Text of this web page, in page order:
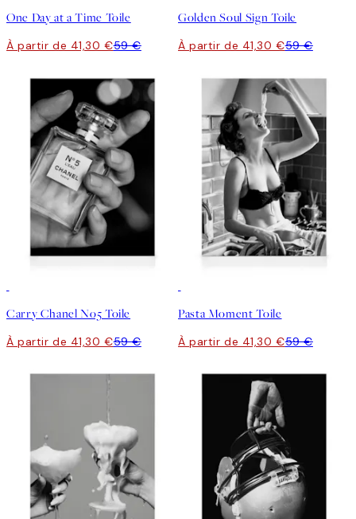
One Day at a Time Toile
À partir de 41,30 €59 €
Golden Soul Sign Toile
À partir de 41,30 €59 €
Carry Chanel No5 Toile
À partir de 41,30 €59 €
Pasta Moment Toile
À partir de 41,30 €59 €